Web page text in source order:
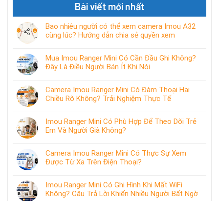
Bài viết mới nhất
Bao nhiêu người có thể xem camera Imou A32
cùng lúc? Hướng dẫn chia sẻ quyền xem
Mua Imou Ranger Mini Có Cần Đầu Ghi Không?
Đây Là Điều Người Bán Ít Khi Nói
Camera Imou Ranger Mini Có Đàm Thoại Hai
Chiều Rõ Không? Trải Nghiệm Thực Tế
Imou Ranger Mini Có Phù Hợp Để Theo Dõi Trẻ
Em Và Người Già Không?
Camera Imou Ranger Mini Có Thực Sự Xem
Được Từ Xa Trên Điện Thoại?
Imou Ranger Mini Có Ghi Hình Khi Mất WiFi
Không? Câu Trả Lời Khiến Nhiều Người Bất Ngờ